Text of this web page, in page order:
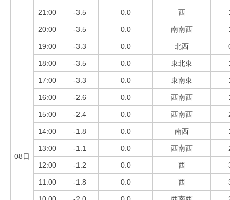
08日
21:00 -3.5 0.0 西
20:00 -3.5 0.0 南南西
19:00 -3.3 0.0 北西
18:00 -3.5 0.0 東北東
17:00 -3.3 0.0 東南東
16:00 -2.6 0.0 西南西
15:00 -2.4 0.0 西南西
14:00 -1.8 0.0 南西
13:00 -1.1 0.0 西南西
12:00 -1.2 0.0 西
11:00 -1.8 0.0 西